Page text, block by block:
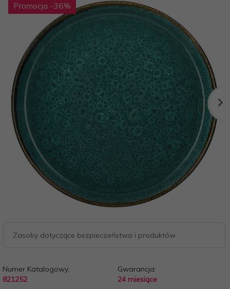
Promocja -36%
Zasoby dotyczące bezpieczeństwa i produktów
Numer Katalogowy:
821252
Gwarancja:
24 miesiące